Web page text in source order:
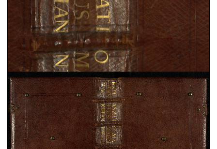
Ps. Cyrillus, Epistola ad beatum Augustinum de
miraculis Heronymi, sec. XV ; cart. ; 95 c. ;
195x135 mm ; ms. 37
Vita sancti Honorati , sec. XV ; cart. ; 37 c. ;
200x145 mm ; ms. 38
Dionysius Aeropagita,De caelesti hierarchia. De
ecclesiastica hierarchia. De divinis nominibus. De
mystica theologia, sec. XV ; membr. ; 120 c. ;
194x138 mm ; ms. 39